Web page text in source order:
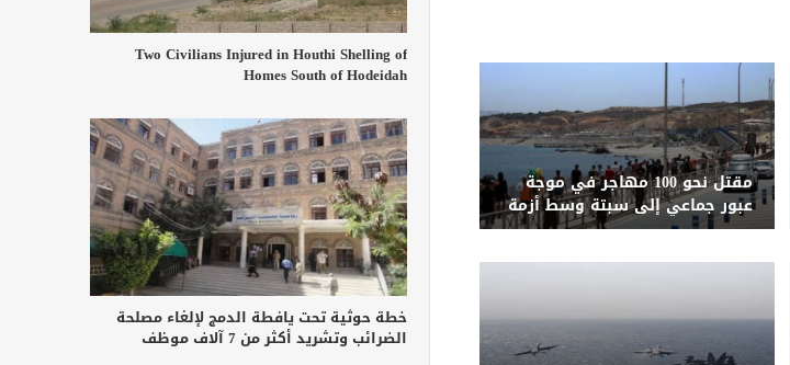
مقتل نحو 100 مهاجر في موجة
عبور جماعي إلى سبتة وسط أزمة
إنسانية وأمنية
Two Civilians Injured in Houthi Shelling of
Homes South of Hodeidah
خطة حوثية تحت يافطة الدمج لإلغاء مصلحة
الضرائب وتشريد أكثر من 7 آلاف موظف